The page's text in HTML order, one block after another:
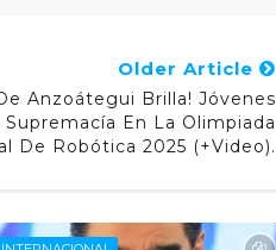
Older Article
Anzoátegui Brilla! Jóvenes
En La Olimpiada
De Robótica 2025 (+Video).